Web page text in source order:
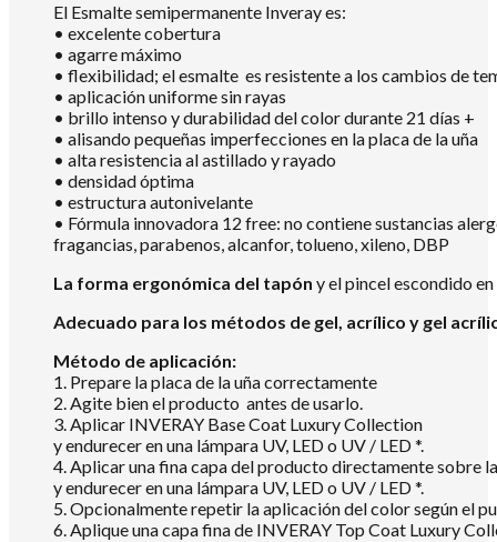
El Esmalte semipermanente Inveray es:
• excelente cobertura
• agarre máximo
• flexibilidad; el esmalte es resistente a los cambios de
• aplicación uniforme sin rayas
• brillo intenso y durabilidad del color durante 21 días +
• alisando pequeñas imperfecciones en la placa de la uña
• alta resistencia al astillado y rayado
• densidad óptima
• estructura autonivelante
• Fórmula innovadora 12 free: no contiene sustancias
fragancias, parabenos, alcanfor, tolueno, xileno, DBP
La forma ergonómica del tapón y el pincel escondido
Adecuado para los métodos de gel, acrílico y gel
Método de aplicación:
1. Prepare la placa de la uña correctamente
2. Agite bien el producto antes de usarlo.
3. Aplicar INVERAY Base Coat Luxury Collection
y endurecer en una lámpara UV, LED o UV / LED *.
4. Aplicar una fina capa del producto directamente sobre
y endurecer en una lámpara UV, LED o UV / LED *.
5. Opcionalmente repetir la aplicación del color según el
6. Aplique una capa fina de INVERAY Top Coat Luxury